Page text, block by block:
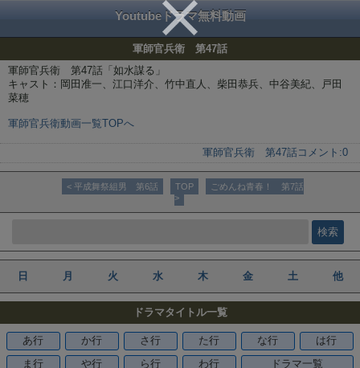
Youtubeドラマ無料動画
軍師官兵衛 第47話
軍師官兵衛 第47話「如水謀る」
キャスト：岡田准一、江口洋介、竹中直人、柴田恭兵、中谷美紀、戸田
菜穂
軍師官兵衛動画一覧TOPへ
軍師官兵衛 第47話 コメント:0
< 平成舞祭組男 第6話 TOP
ごめんね青春！ 第7話
>
日 月 火 水 木 金 土 他
ドラマタイトル一覧
あ行 か行 さ行 た行 な行
は行
ま行
や行 ら行 わ行 ドラマ一覧